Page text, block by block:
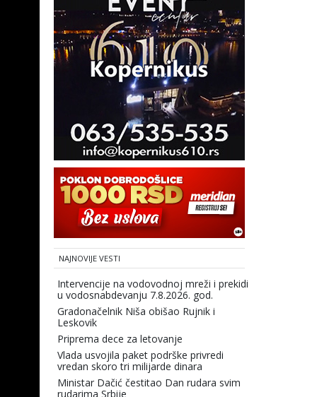
NAJNOVIJE VESTI
Intervencije na vodovodnoj mreži i prekidi
u vodosnabdevanju 7.8.2026. god.
Gradonačelnik Niša obišao Rujnik i
Leskovik
Priprema dece za letovanje
Vlada usvojila paket podrške privredi
vredan skoro tri milijarde dinara
Ministar Dačić čestitao Dan rudara svim
rudarima Srbije